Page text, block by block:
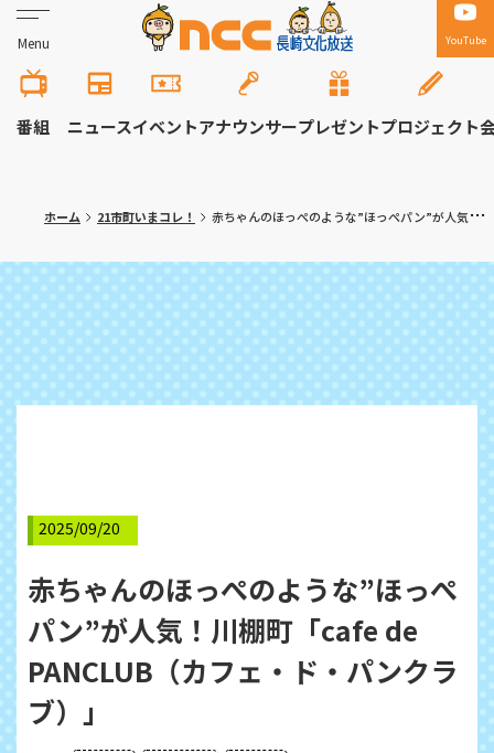
Menu YouTube
番組 ニュースイベントアナウンサープレゼントプロジェクト
ホーム 21市町いまコレ！ 赤ちゃんのほっぺのような”ほっぺパン”が人気！川棚町「cafe de PANCLUB（カフェ・ド・パンクラブ）」
2025/09/20
赤ちゃんのほっぺのような”ほっぺ
パン”が人気！川棚町「cafe de
PANCLUB（カフェ・ド・パンクラ
ブ）」